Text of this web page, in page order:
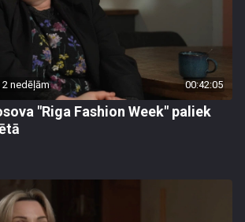
nedēļām 00:42:05
"Riga Fashion Week" paliek